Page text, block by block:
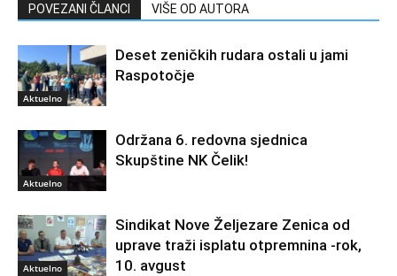
POVEZANI ČLANCI VIŠE OD AUTORA
Aktuelno
Deset zeničkih rudara ostali u jami
Raspotočje
Aktuelno
Održana 6. redovna sjednica
Skupštine NK Čelik!
Aktuelno
Sindikat Nove Željezare Zenica od
uprave traži isplatu otpremnina -rok,
10. avgust